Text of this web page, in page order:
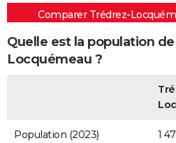
Comparer Trédrez-
Quelle est la population
Locquémeau ?
Population (2023) 1